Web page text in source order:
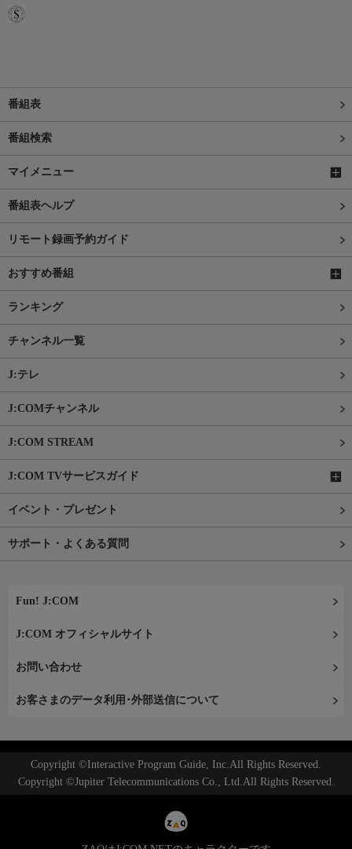
番組表
番組検索
マイメニュー
番組表ヘルプ
リモート録画予約ガイド
おすすめ番組
ランキング
チャンネル一覧
J:テレ
J:COMチャンネル
J:COM STREAM
J:COM TVサービスガイド
イベント・プレゼント
サポート・よくある質問
Fun! J:COM
J:COM オフィシャルサイト
お問い合わせ
お客さまのデータ利用･外部送信について
Copyright ©Interactive Program Guide, Inc.All Rights Reserved.
Copyright ©Jupiter Telecommunications Co., Ltd.All Rights Reserved.